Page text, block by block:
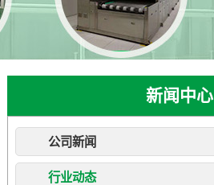
新闻中心
公司新闻
行业动态